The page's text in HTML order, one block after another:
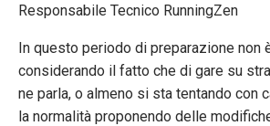
Responsabile Tecnico RunningZen
In questo periodo di preparazione non
considerando il fatto che di gare su
ne parla, o almeno si sta tentando con
la normalità proponendo delle